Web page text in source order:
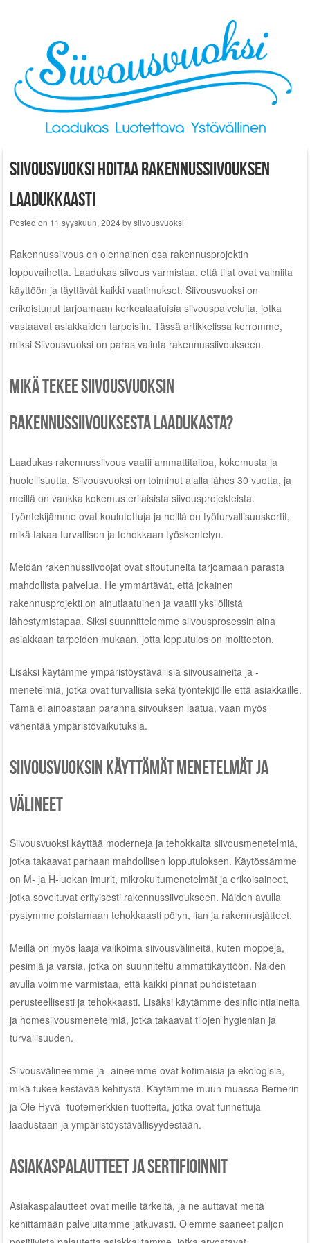
Siivousvuoksi hoitaa rakennussiivouksen
laadukkaasti
Posted on 11 syyskuun, 2024bysiivousvuoksi
Rakennussiivous on olennainen osa rakennusprojektin
loppuvaihetta. Laadukas siivous varmistaa, että tilat ovat valmiita
käyttöön ja täyttävät kaikki vaatimukset. Siivousvuoksi on
erikoistunut tarjoamaan korkealaatuisia siivouspalveluita, jotka
vastaavat asiakkaiden tarpeisiin. Tässä artikkelissa kerromme,
miksi Siivousvuoksi on paras valinta rakennussiivoukseen.
Mikä tekee Siivousvuoksin
rakennussiivouksesta laadukasta?
Laadukas rakennussiivous vaatii ammattitaitoa, kokemusta ja
huolellisuutta. Siivousvuoksi on toiminut alalla lähes 30 vuotta, ja
meillä on vankka kokemus erilaisista siivousprojekteista.
Työntekijämme ovat koulutettuja ja heillä on työturvallisuuskortit,
mikä takaa turvallisen ja tehokkaan työskentelyn.
Meidän rakennussiivoojat ovat sitoutuneita tarjoamaan parasta
mahdollista palvelua. He ymmärtävät, että jokainen
rakennusprojekti on ainutlaatuinen ja vaatii yksilöllistä
lähestymistapaa. Siksi suunnittelemme siivousprosessin aina
asiakkaan tarpeiden mukaan, jotta lopputulos on moitteeton.
Lisäksi käytämme ympäristöystävällisiä siivousaineita ja -
menetelmiä, jotka ovat turvallisia sekä työntekijöille että asiakkaille.
Tämä ei ainoastaan paranna siivouksen laatua, vaan myös
vähentää ympäristövaikutuksia.
Siivousvuoksin käyttämät menetelmät ja
välineet
Siivousvuoksi käyttää moderneja ja tehokkaita siivousmenetelmiä,
jotka takaavat parhaan mahdollisen lopputuloksen. Käytössämme
on M- ja H-luokan imurit, mikrokuitumenetelmät ja erikoisaineet,
jotka soveltuvat erityisesti rakennussiivoukseen. Näiden avulla
pystymme poistamaan tehokkaasti pölyn, lian ja rakennusjätteet.
Meillä on myös laaja valikoima siivousvälineitä, kuten moppeja,
pesimiä ja varsia, jotka on suunniteltu ammattikäyttöön. Näiden
avulla voimme varmistaa, että kaikki pinnat puhdistetaan
perusteellisesti ja tehokkaasti. Lisäksi käytämme desinfiointiaineita
ja homesiivousmenetelmiä, jotka takaavat tilojen hygienian ja
turvallisuuden.
Siivousvälineemme ja -aineemme ovat kotimaisia ja ekologisia,
mikä tukee kestävää kehitystä. Käytämme muun muassa Bernerin
ja Ole Hyvä -tuotemerkkien tuotteita, jotka ovat tunnettuja
laadustaan ja ympäristöystävällisyydestään.
Asiakaspalautteet ja sertifioinnit
Asiakaspalautteet ovat meille tärkeitä, ja ne auttavat meitä
kehittämään palveluitamme jatkuvasti. Olemme saaneet paljon